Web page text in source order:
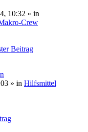
10:32 » in
Crew
Beitrag
» in Hilfsmittel